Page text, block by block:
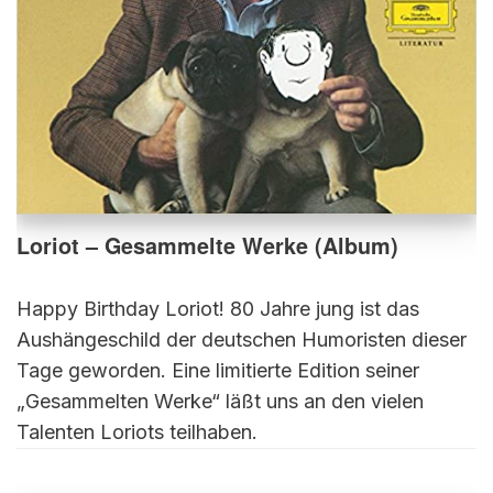
Loriot – Gesammelte Werke (Album)
Happy Birthday Loriot! 80 Jahre jung ist das
Aushängeschild der deutschen Humoristen dieser
Tage geworden. Eine limitierte Edition seiner
„Gesammelten Werke“ läßt uns an den vielen
Talenten Loriots teilhaben.